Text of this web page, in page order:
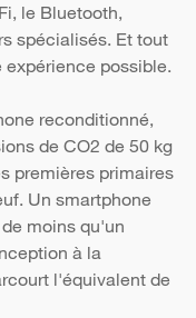
le Bluetooth,
spécialisés. Et tout
possible.
reconditionné,
de CO2 de 50 kg
premières primaires
Un smartphone
moins qu'un
à la
l'équivalent de